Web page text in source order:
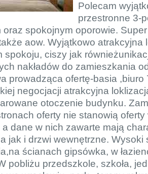
Polecam
przestronne 3-
oraz spokojnym oporowie.
aow. Wyjątkowo atrakcyjna
spokoju, ciszy jak
nakładów do zamieszkania
prowadząca ofertę-basia
negocjacji atrakcyjna
otoczenie budynku.
oferty nie stanowią
dane w nich zawarte mają
jak i drzwi wewnętrzne.
ścianach gipsówka, w
pobliżu przedszkole, szkoła,